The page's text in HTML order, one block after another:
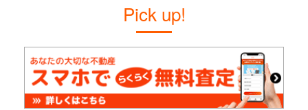
Pick up!